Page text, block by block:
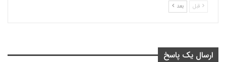
قبل بعد
ارسال یک پاسخ